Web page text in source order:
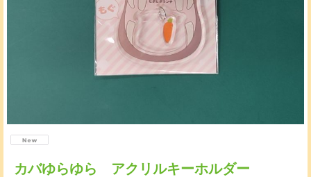
カバゆらゆら アクリルキーホルダー